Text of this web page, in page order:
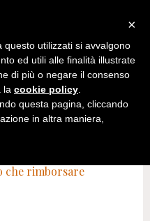
che rimborsare
×
utilizzati si avvalgono
ed utili alle finalità illustrate
di più o negare il consenso
la cookie policy.
questa pagina, cliccando
in altra maniera,